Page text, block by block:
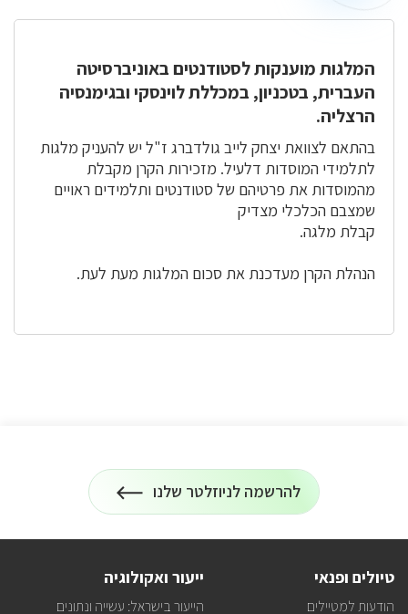
המלגות מוענקות לסטודנטים באוניברסיטה
העברית, בטכניון, במכללת לוינסקי ובגימנסיה
הרצליה.
בהתאם לצוואת יצחק לייב גולדברג ז"ל יש להעניק מלגות
לתלמידי המוסדות דלעיל. מזכירות הקרן מקבלת
מהמוסדות את פרטיהם של סטודנטים ותלמידים ראויים
שמצבם הכלכלי מצדיק
קבלת מלגה.
הנהלת הקרן מעדכנת את סכום המלגות מעת לעת.
הרשמה
לניוזלטר
להרשמה לניוזלטר שלנו
על
כל
טיולים ופנאי
הודעות למטיילים
ייעור ואקולוגיה
הייעור בישראל: עשייה ונתונים